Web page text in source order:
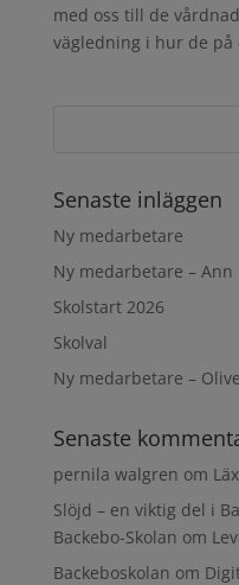
med oss till de
vägledning i hur de på
Senaste inläggen
Ny medarbetare
Ny medarbetare – Ann
Skolstart 2026
Skolval
Ny medarbetare –
Senaste
pernila walgren om
Slöjd – en viktig del i
Backebo-Skolan om
Backeboskolan om